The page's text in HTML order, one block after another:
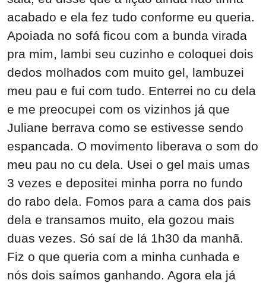
acabado e ela fez tudo conforme eu queria.
Apoiada no sofá ficou com a bunda virada
pra mim, lambi seu cuzinho e coloquei dois
dedos molhados com muito gel, lambuzei
meu pau e fui com tudo. Enterrei no cu dela
e me preocupei com os vizinhos já que
Juliane berrava como se estivesse sendo
espancada. O movimento liberava o som do
meu pau no cu dela. Usei o gel mais umas
3 vezes e depositei minha porra no fundo
do rabo dela. Fomos para a cama dos pais
dela e transamos muito, ela gozou mais
duas vezes. Só saí de lá 1h30 da manhã.
Fiz o que queria com a minha cunhada e
nós dois saímos ganhando. Agora ela já